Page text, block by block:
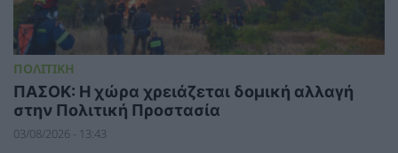
ΠΟΛΙΤΙΚΗ
ΠΑΣΟΚ: Η χώρα χρειάζεται δομική αλλαγή
στην Πολιτική Προστασία
03/08/2026 - 13:43